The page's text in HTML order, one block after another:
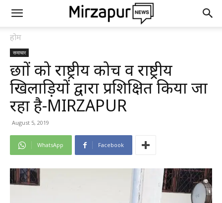
होम
समाचार
छात्रों को राष्ट्रीय कोच व राष्ट्रीय
खिलाड़ियों द्वारा प्रशिक्षित किया जा
रहा है-MIRZAPUR
August 5, 2019
WhatsApp Facebook